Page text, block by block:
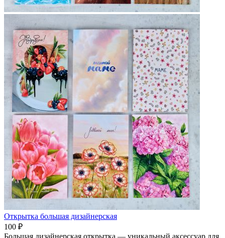
Открытка большая дизайнерская
100 ₽
Большая дизайнерская открытка — уникальный аксессуар для